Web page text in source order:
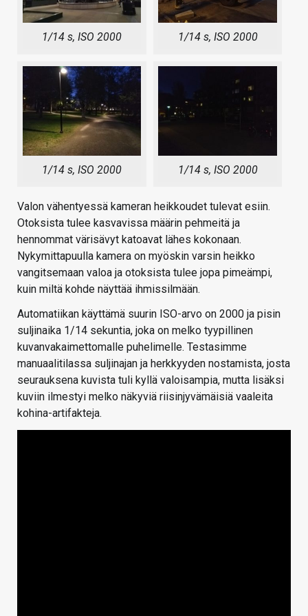
1/14 s, ISO 2000 1/14 s, ISO 2000
1/14 s, ISO 2000 1/14 s, ISO 2000
Valon vähentyessä kameran heikkoudet tulevat esiin.
Otoksista tulee kasvavissa määrin pehmeitä ja
hennommat värisävyt katoavat lähes kokonaan.
Nykymittapuulla kamera on myöskin varsin heikko
vangitsemaan valoa ja otoksista tulee jopa pimeämpi,
kuin miltä kohde näyttää ihmissilmään.
Automatiikan käyttämä suurin ISO-arvo on 2000 ja pisin
suljinaika 1/14 sekuntia, joka on melko tyypillinen
kuvanvakaimettomalle puhelimelle. Testasimme
manuaalitilassa suljinajan ja herkkyyden nostamista, josta
seurauksena kuvista tuli kyllä valoisampia, mutta lisäksi
kuviin ilmestyi melko näkyviä riisinjyvämäisiä vaaleita
kohina-artifakteja.